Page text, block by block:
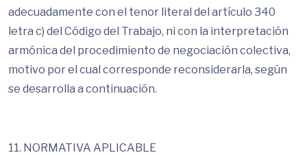
adecuadamente con el tenor literal del artículo 340
letra c) del Código del Trabajo, ni con la interpretación
armónica del procedimiento de negociación colectiva,
motivo por el cual corresponde reconsiderarla, según
se desarrolla a continuación.
11. NORMATIVA APLICABLE